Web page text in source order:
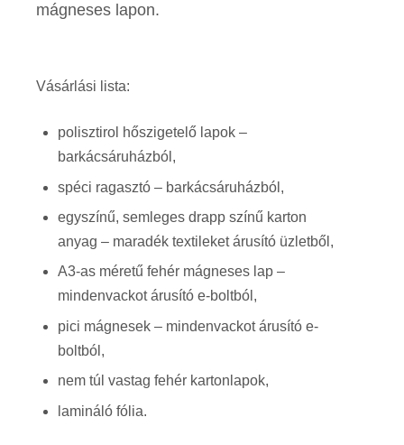
mágneses lapon.
Vásárlási lista:
polisztirol hőszigetelő lapok –
barkácsáruházból,
spéci ragasztó – barkácsáruházból,
egyszínű, semleges drapp színű karton
anyag – maradék textileket árusító üzletből,
A3-as méretű fehér mágneses lap –
mindenvackot árusító e-boltból,
pici mágnesek – mindenvackot árusító e-
boltból,
nem túl vastag fehér kartonlapok,
lamináló fólia.